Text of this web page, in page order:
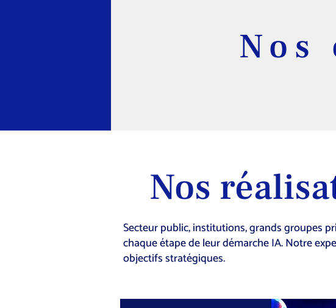
Nos
Secteur public, institutions, grands groupes
chaque étape de leur démarche IA. Notre
objectifs stratégiques.